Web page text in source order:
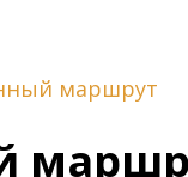
маршрут